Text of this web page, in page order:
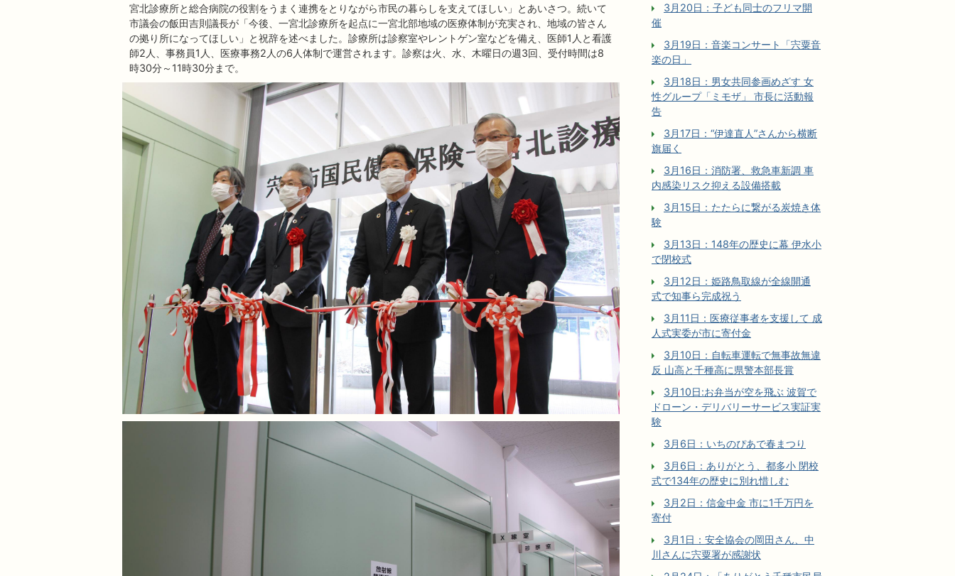
宮北診療所と総合病院の役割をうまく連携をとりながら市民の暮らしを支えてほしい」とあいさつ。続いて
市議会の飯田吉則議長が「今後、一宮北診療所を起点に一宮北部地域の医療体制が充実され、地域の皆さん
の拠り所になってほしい」と祝辞を述べました。診療所は診察室やレントゲン室などを備え、医師1人と看護
師2人、事務員1人、医療事務2人の6人体制で運営されます。診察は火、水、木曜日の週3回、受付時間は8
時30分～11時30分まで。
3月20日：子ども同士のフリマ開
催
3月19日：音楽コンサート「宍粟音
楽の日」
3月18日：男女共同参画めざす 女
性グループ「ミモザ」 市長に活動報
告
3月17日：“伊達直人”さんから横断
旗届く
3月16日：消防署、救急車新調 車
内感染リスク抑える設備搭載
3月15日：たたらに繋がる炭焼き体
験
3月13日：148年の歴史に幕 伊水小
で閉校式
3月12日：姫路鳥取線が全線開通
式で知事ら完成祝う
3月11日：医療従事者を支援して 成
人式実委が市に寄付金
3月10日：自転車運転で無事故無違
反 山高と千種高に県警本部長賞
3月10日:お弁当が空を飛ぶ 波賀で
ドローン・デリバリーサービス実証実
験
3月6日：いちのぴあで春まつり
3月6日：ありがとう、都多小 閉校
式で134年の歴史に別れ惜しむ
3月2日：信金中金 市に1千万円を
寄付
3月1日：安全協会の岡田さん、中
川さんに宍粟署が感謝状